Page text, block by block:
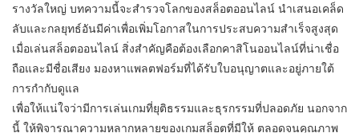
รางวัลใหญ่ บทความนี้จะสำรวจโลกของสล็อตออนไลน์ นำเสนอเคล็ด
ลับและกลยุทธ์อันมีค่าเพื่อเพิ่มโอกาสในการประสบความสำเร็จสูงสุด
เมื่อเล่นสล็อตออนไลน์ สิ่งสำคัญคือต้องเลือกคาสิโนออนไลน์ที่น่าเชื่อ
ถือและมีชื่อเสียง มองหาแพลตฟอร์มที่ได้รับใบอนุญาตและอยู่ภายใต้
การกำกับดูแล
เพื่อให้แน่ใจว่ามีการเล่นเกมที่ยุติธรรมและธุรกรรมที่ปลอดภัย นอกจาก
นี้ ให้พิจารณาความหลากหลายของเกมสล็อตที่มีให้ ตลอดจนคุณภาพ